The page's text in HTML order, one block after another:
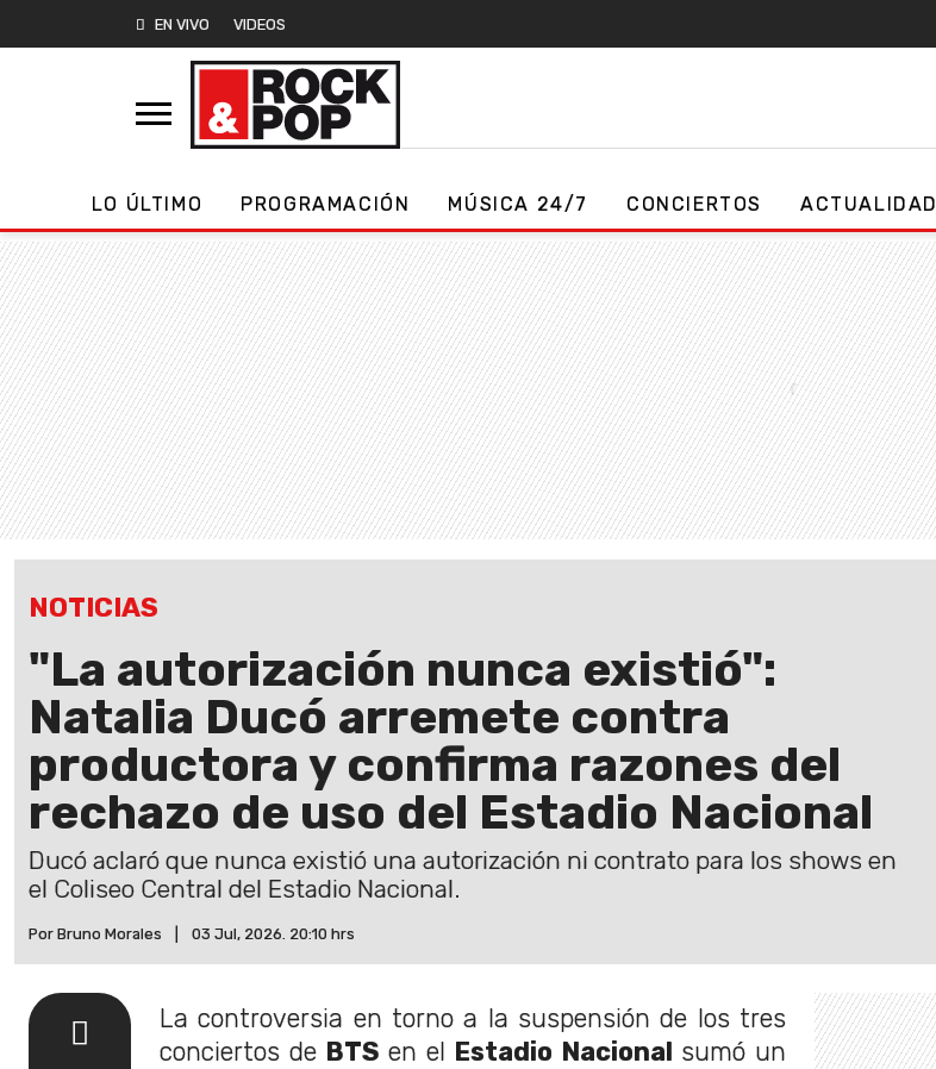
EN VIVO VIDEOS
LO ÚLTIMO PROGRAMACIÓN MÚSICA 24/7 CONCIERTOS ACTUALIDAD
NOTICIAS
"La autorización nunca existió":
Natalia Ducó arremete contra
productora y confirma razones del
rechazo de uso del Estadio Nacional
Ducó aclaró que nunca existió una autorización ni contrato para los shows en
el Coliseo Central del Estadio Nacional.
Por Bruno Morales 03 Jul, 2026. 20:10 hrs
La controversia en torno a la suspensión de los tres
conciertos de BTS en el Estadio Nacional sumó un